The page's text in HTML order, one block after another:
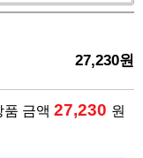
27,230원
품 금액 27,230 원